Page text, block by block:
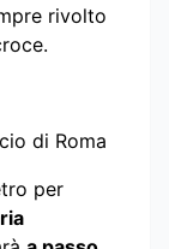
rivolto
di Roma
per